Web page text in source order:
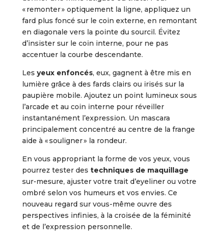
« remonter » optiquement la ligne, appliquez un
fard plus foncé sur le coin externe, en remontant
en diagonale vers la pointe du sourcil. Évitez
d’insister sur le coin interne, pour ne pas
accentuer la courbe descendante.
Les yeux enfoncés, eux, gagnent à être mis en
lumière grâce à des fards clairs ou irisés sur la
paupière mobile. Ajoutez un point lumineux sous
l’arcade et au coin interne pour réveiller
instantanément l’expression. Un mascara
principalement concentré au centre de la frange
aide à « souligner » la rondeur.
En vous appropriant la forme de vos yeux, vous
pourrez tester des techniques de maquillage
sur-mesure, ajuster votre trait d’eyeliner ou votre
ombré selon vos humeurs et vos envies. Ce
nouveau regard sur vous-même ouvre des
perspectives infinies, à la croisée de la féminité
et de l’expression personnelle.